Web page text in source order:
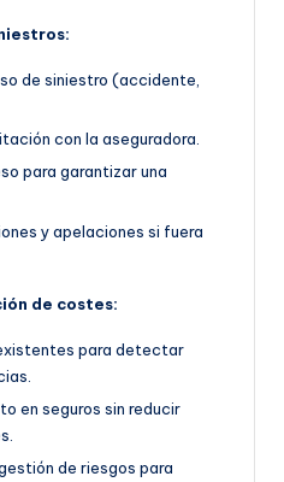
de siniestro (accidente,
con la aseguradora.
para garantizar una
y apelaciones si fuera
de costes:
para detectar
en seguros sin reducir
de riesgos para